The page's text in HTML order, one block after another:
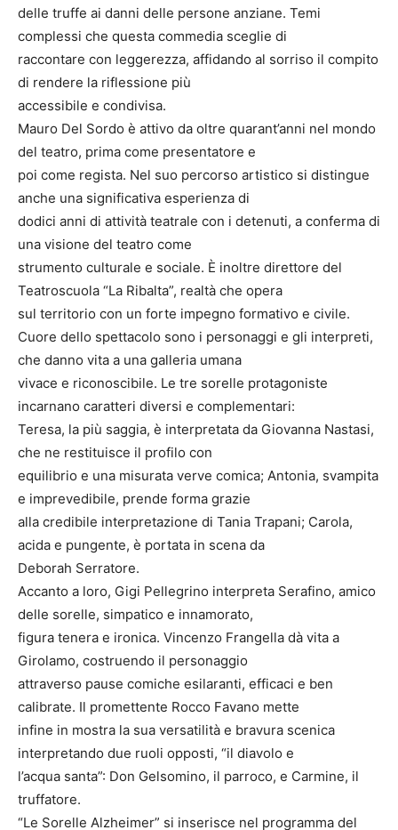
delle truffe ai danni delle persone anziane. Temi
complessi che questa commedia sceglie di
raccontare con leggerezza, affidando al sorriso il compito
di rendere la riflessione più
accessibile e condivisa.
Mauro Del Sordo è attivo da oltre quarant’anni nel mondo
del teatro, prima come presentatore e
poi come regista. Nel suo percorso artistico si distingue
anche una significativa esperienza di
dodici anni di attività teatrale con i detenuti, a conferma di
una visione del teatro come
strumento culturale e sociale. È inoltre direttore del
Teatroscuola “La Ribalta”, realtà che opera
sul territorio con un forte impegno formativo e civile.
Cuore dello spettacolo sono i personaggi e gli interpreti,
che danno vita a una galleria umana
vivace e riconoscibile. Le tre sorelle protagoniste
incarnano caratteri diversi e complementari:
Teresa, la più saggia, è interpretata da Giovanna Nastasi,
che ne restituisce il profilo con
equilibrio e una misurata verve comica; Antonia, svampita
e imprevedibile, prende forma grazie
alla credibile interpretazione di Tania Trapani; Carola,
acida e pungente, è portata in scena da
Deborah Serratore.
Accanto a loro, Gigi Pellegrino interpreta Serafino, amico
delle sorelle, simpatico e innamorato,
figura tenera e ironica. Vincenzo Frangella dà vita a
Girolamo, costruendo il personaggio
attraverso pause comiche esilaranti, efficaci e ben
calibrate. Il promettente Rocco Favano mette
infine in mostra la sua versatilità e bravura scenica
interpretando due ruoli opposti, “il diavolo e
l’acqua santa”: Don Gelsomino, il parroco, e Carmine, il
truffatore.
“Le Sorelle Alzheimer” si inserisce nel programma del